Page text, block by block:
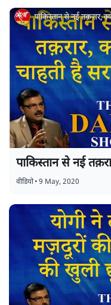
पाकिस्तान से नई
वीडियो•9 May, 2020